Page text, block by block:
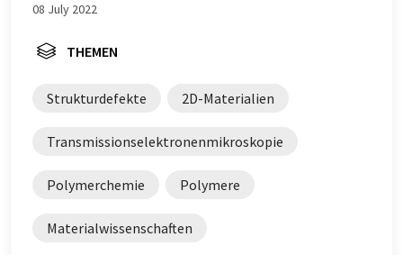
08 July 2022
THEMEN
Strukturdefekte 2D-Materialien
Transmissionselektronenmikroskopie
Polymerchemie Polymere
Materialwissenschaften